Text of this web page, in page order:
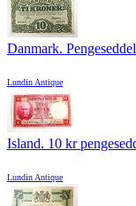
Danmark.
Lundin Antique
Island. 10 kr
Lundin Antique